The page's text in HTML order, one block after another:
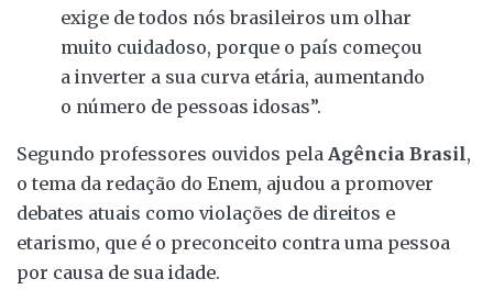
exige de todos nós brasileiros um olhar
muito cuidadoso, porque o país começou
a inverter a sua curva etária, aumentando
o número de pessoas idosas”.
Segundo professores ouvidos pela Agência Brasil,
o tema da redação do Enem, ajudou a promover
debates atuais como violações de direitos e
etarismo, que é o preconceito contra uma pessoa
por causa de sua idade.